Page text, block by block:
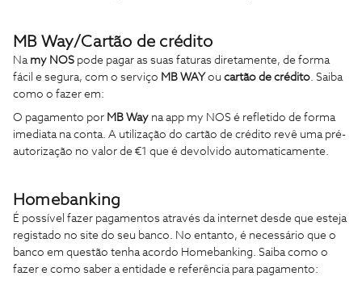
MB Way/Cartão de crédito
Na my NOS pode pagar as suas faturas diretamente, de forma
fácil e segura, com o serviço MB WAY ou cartão de crédito . Saiba
como o fazer em:
O pagamento por MB Way na app my NOS é refletido de forma
imediata na conta. A utilização do cartão de crédito revê uma pré-
autorização no valor de €1 que é devolvido automaticamente.
Homebanking
É possível fazer pagamentos através da internet desde que esteja
registado no site do seu banco. No entanto, é necessário que o
banco em questão tenha acordo Homebanking. Saiba como o
fazer e como saber a entidade e referência para pagamento: